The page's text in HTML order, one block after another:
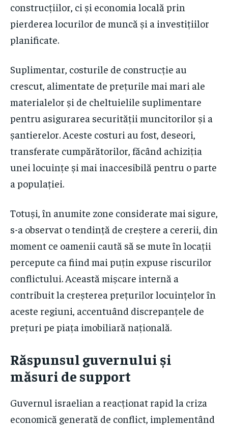
construcțiilor, ci și economia locală prin
pierderea locurilor de muncă și a investițiilor
planificate.
Suplimentar, costurile de construcție au
crescut, alimentate de prețurile mai mari ale
materialelor și de cheltuielile suplimentare
pentru asigurarea securității muncitorilor și a
șantierelor. Aceste costuri au fost, deseori,
transferate cumpărătorilor, făcând achiziția
unei locuințe și mai inaccesibilă pentru o parte
a populației.
Totuși, în anumite zone considerate mai sigure,
s-a observat o tendință de creștere a cererii, din
moment ce oamenii caută să se mute în locații
percepute ca fiind mai puțin expuse riscurilor
conflictului. Această mișcare internă a
contribuit la creșterea prețurilor locuințelor în
aceste regiuni, accentuând discrepanțele de
prețuri pe piața imobiliară națională.
Răspunsul guvernului și
măsuri de support
Guvernul israelian a reacționat rapid la criza
economică generată de conflict, implementând